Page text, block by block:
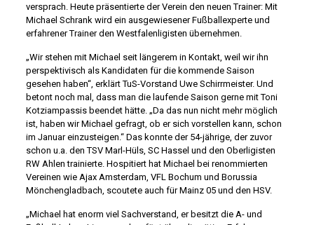
versprach. Heute präsentierte der Verein den neuen Trainer: Mit
Michael Schrank wird ein ausgewiesener Fußballexperte und
erfahrener Trainer den Westfalenligisten übernehmen.
„Wir stehen mit Michael seit längerem in Kontakt, weil wir ihn
perspektivisch als Kandidaten für die kommende Saison
gesehen haben“, erklärt TuS-Vorstand Uwe Schirrmeister. Und
betont noch mal, dass man die laufende Saison gerne mit Toni
Kotziampassis beendet hätte. „Da das nun nicht mehr möglich
ist, haben wir Michael gefragt, ob er sich vorstellen kann, schon
im Januar einzusteigen.“ Das konnte der 54-jährige, der zuvor
schon u.a. den TSV Marl-Hüls, SC Hassel und den Oberligisten
RW Ahlen trainierte. Hospitiert hat Michael bei renommierten
Vereinen wie Ajax Amsterdam, VFL Bochum und Borussia
Mönchengladbach, scoutete auch für Mainz 05 und den HSV.
„Michael hat enorm viel Sachverstand, er besitzt die A- und